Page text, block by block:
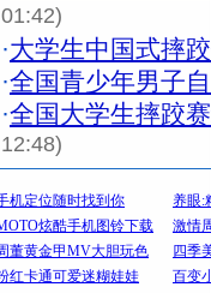
01:42)
·大学生中国式摔
·全国青少年男子
·全国大学生摔跤
12:48)